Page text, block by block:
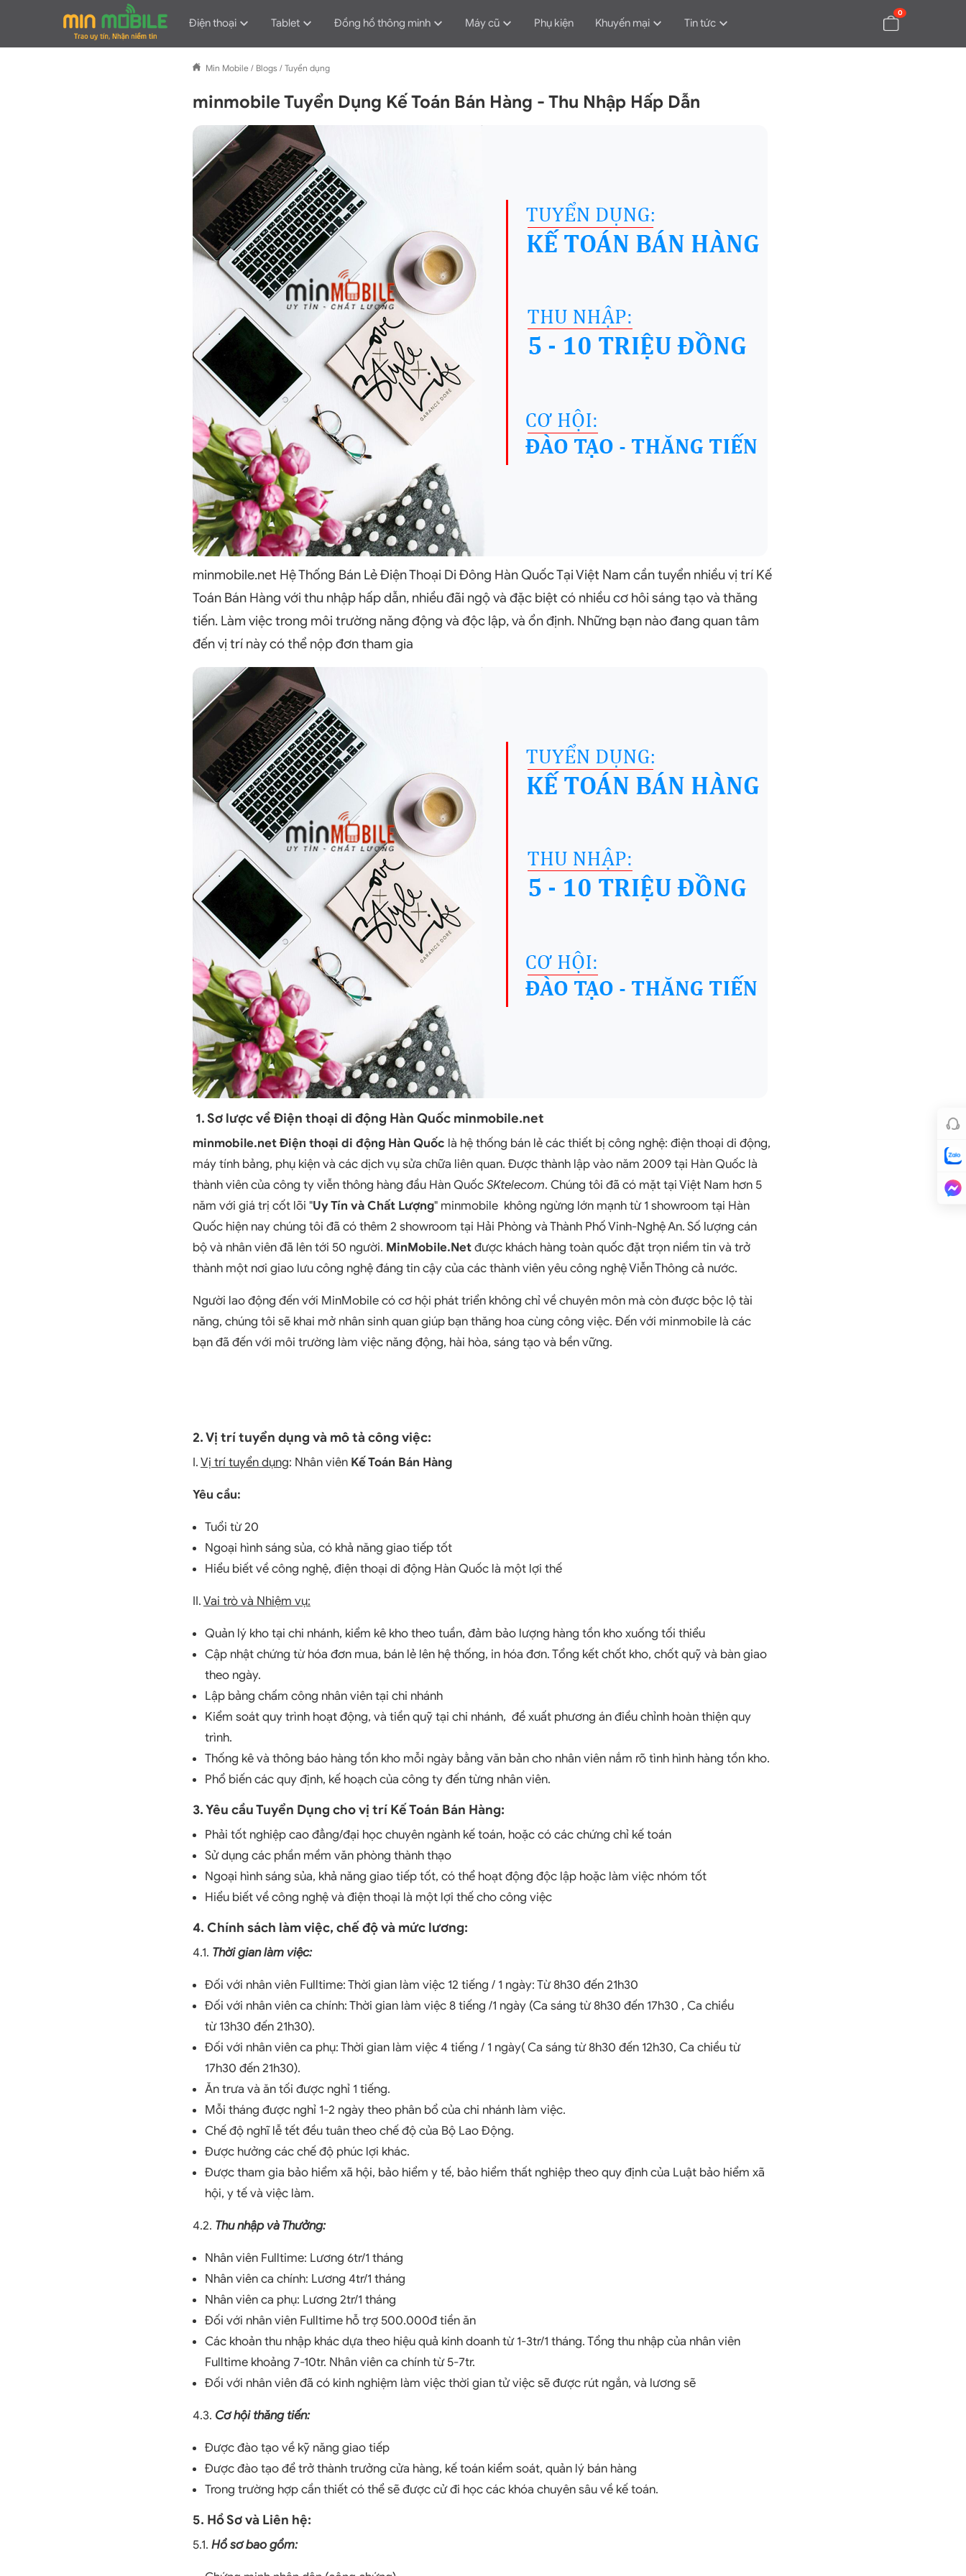
0
Điện thoại Tablet Đồng hồ thông minh Máy cũ Phụ kiện Khuyến mại Tin tức
Min Mobile / Blogs / Tuyển dụng
minmobile Tuyển Dụng Kế Toán Bán Hàng - Thu Nhập Hấp Dẫn
minmobile.net Hệ Thống Bán Lẻ Điện Thoại Di Đông Hàn Quốc Tại Việt Nam cần tuyển nhiều vị trí Kế
Toán Bán Hàng với thu nhập hấp dẫn, nhiều đãi ngộ và đặc biệt có nhiều cơ hôi sáng tạo và thăng
tiến. Làm việc trong môi trường năng động và độc lập, và ổn định. Những bạn nào đang quan tâm
đến vị trí này có thể nộp đơn tham gia
1. Sơ lược về Điện thoại di động Hàn Quốc minmobile.net
minmobile.net Điện thoại di động Hàn Quốc là hệ thống bán lẻ các thiết bị công nghệ: điện thoại di động,
máy tính bảng, phụ kiện và các dịch vụ sửa chữa liên quan. Được thành lập vào năm 2009 tại Hàn Quốc là
thành viên của công ty viễn thông hàng đầu Hàn QuốcSKtelecom. Chúng tôi đã có mặt tại Việt Nam hơn 5
năm với giá trị cốt lõi "Uy Tín và Chất Lượng" minmobile không ngừng lớn mạnh từ 1 showroom tại Hàn
Quốc hiện nay chúng tôi đã có thêm 2 showroom tại Hải Phòng và Thành Phố Vinh-Nghệ An. Số lượng cán
bộ và nhân viên đã lên tới 50 người. MinMobile.Netđược khách hàng toàn quốc đặt trọn niềm tin và trở
thành một nơi giao lưu công nghệ đáng tin cậy của các thành viên yêu công nghệ Viễn Thông cả nước.
Người lao động đến với MinMobile có cơ hội phát triển không chỉ về chuyên môn mà còn được bộc lộ tài
năng, chúng tôi sẽ khai mở nhân sinh quan giúp bạn thăng hoa cùng công việc. Đến với minmobile là các
bạn đã đến với môi trường làm việc năng động, hài hòa, sáng tạo và bền vững.
2. Vị trí tuyển dụng và mô tả công việc:
I.Vị trí tuyển dụng: Nhân viên Kế Toán Bán Hàng
Yêu cầu:
Tuổi từ 20
Ngoại hình sáng sủa, có khả năng giao tiếp tốt
Hiểu biết về công nghệ, điện thoại di động Hàn Quốc là một lợi thế
II.Vai trò và Nhiệm vụ:
Quản lý kho tại chi nhánh, kiểm kê kho theo tuần, đảm bảo lượng hàng tồn kho xuống tối thiểu
Cập nhật chứng từ hóa đơn mua, bán lẻ lên hệ thống, in hóa đơn. Tổng kết chốt kho, chốt quỹ và bàn giao
theo ngày.
Lập bảng chấm công nhân viên tại chi nhánh
Kiểm soát quy trình hoạt động, và tiền quỹ tại chi nhánh, đề xuất phương án điều chỉnh hoàn thiện quy
trình.
Thống kê và thông báo hàng tồn kho mỗi ngày bằng văn bản cho nhân viên nắm rõ tình hình hàng tồn kho.
Phổ biến các quy định, kế hoạch của công ty đến từng nhân viên.
3. Yêu cầu Tuyển Dụng cho vị trí Kế Toán Bán Hàng:
Phải tốt nghiệp cao đẳng/đại học chuyên ngành kế toán, hoặc có các chứng chỉ kế toán
Sử dụng các phần mềm văn phòng thành thạo
Ngoại hình sáng sủa, khả năng giao tiếp tốt, có thể hoạt động độc lập hoặc làm việc nhóm tốt
Hiểu biết về công nghệ và điện thoại là một lợi thế cho công việc
4. Chính sách làm việc, chế độ và mức lương:
4.1. Thời gian làm việc:
Đối với nhân viên Fulltime: Thời gian làm việc 12 tiếng / 1 ngày: Từ 8h30 đến 21h30
Đối với nhân viên ca chính: Thời gian làm việc 8 tiếng /1 ngày (Ca sáng từ 8h30 đến 17h30 , Ca chiều
từ 13h30 đến 21h30).
Đối với nhân viên ca phụ: Thời gian làm việc 4 tiếng / 1 ngày( Ca sáng từ 8h30 đến 12h30, Ca chiều từ
17h30 đến 21h30).
Ăn trưa và ăn tối được nghỉ 1 tiếng.
Mỗi tháng được nghỉ 1-2 ngày theo phân bổ của chi nhánh làm việc.
Chế độ nghĩ lễ tết đều tuân theo chế độ của Bộ Lao Động.
Được hưởng các chế độ phúc lợi khác.
Được tham gia bảo hiểm xã hội, bảo hiểm y tế, bảo hiểm thất nghiệp theo quy định của Luật bảo hiểm xã
hội, y tế và việc làm.
4.2. Thu nhập và Thưởng:
Nhân viên Fulltime: Lương 6tr/1 tháng
Nhân viên ca chính: Lương 4tr/1 tháng
Nhân viên ca phụ: Lương 2tr/1 tháng
Đối với nhân viên Fulltime hỗ trợ 500.000đ tiền ăn
Các khoản thu nhập khác dựa theo hiệu quả kinh doanh từ 1-3tr/1 tháng. Tổng thu nhập của nhân viên
Fulltime khoảng 7-10tr. Nhân viên ca chính từ 5-7tr.
Đối với nhân viên đã có kinh nghiệm làm việc thời gian tử việc sẽ được rút ngắn, và lương sẽ
4.3. Cơ hội thăng tiến:
Được đào tạo về kỹ năng giao tiếp
Được đào tạo để trở thành trưởng cửa hàng, kế toán kiểm soát, quản lý bán hàng
Trong trường hợp cần thiết có thể sẽ được cử đi học các khóa chuyên sâu về kế toán.
5. Hồ Sơ và Liên hệ:
5.1. Hồ sơ bao gồm: